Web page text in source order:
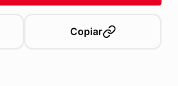
Copiar